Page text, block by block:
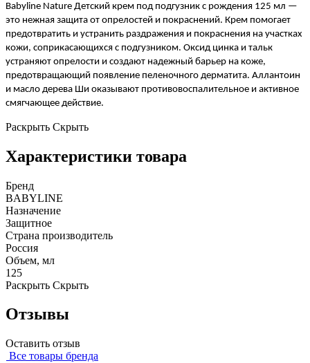
Babyline Nature Детский крем под подгузник с рождения 125 мл —
это нежная защита от опрелостей и покраснений. Крем помогает
предотвратить и устранить раздражения и покраснения на участках
кожи, соприкасающихся с подгузником. Оксид цинка и тальк
устраняют опрелости и создают надежный барьер на коже,
предотвращающий появление пеленочного дерматита. Аллантоин
и масло дерева Ши оказывают противовоспалительное и активное
смягчающее действие.
Раскрыть Скрыть
Характеристики товара
Бренд
BABYLINE
Назначение
Защитное
Страна производитель
Россия
Объем, мл
125
Раскрыть Скрыть
Отзывы
Оставить отзыв
Все товары бренда